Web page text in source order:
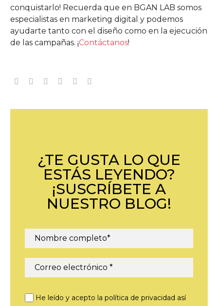
conquistarlo! Recuerda que en BGAN LAB somos
especialistas en marketing digital y podemos
ayudarte tanto con el diseño como en la ejecución
de las campañas. ¡Contáctanos!
¿TE GUSTA LO QUE
ESTÁS LEYENDO?
¡SUSCRÍBETE A
NUESTRO BLOG!
He leído y acepto la política de privacidad así